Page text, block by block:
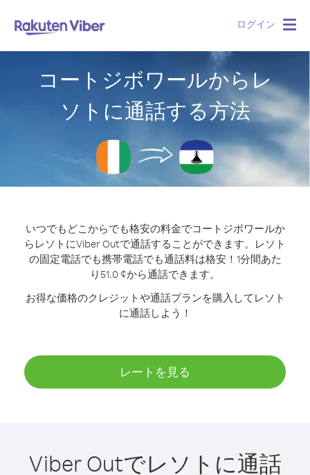
ログイン
コートジボワールからレ
ソトに通話する方法
いつでもどこからでも格安の料金でコートジボワールか
らレソトにViber Outで通話することができます。
レソト
の固定電話でも携帯電話でも通話料は格安！1分間あた
り51.0 ¢から通話できます。
お得な価格のクレジットや通話プランを購入してレソト
に通話しよう！
レートを見る
Viber Outでレソトに通話